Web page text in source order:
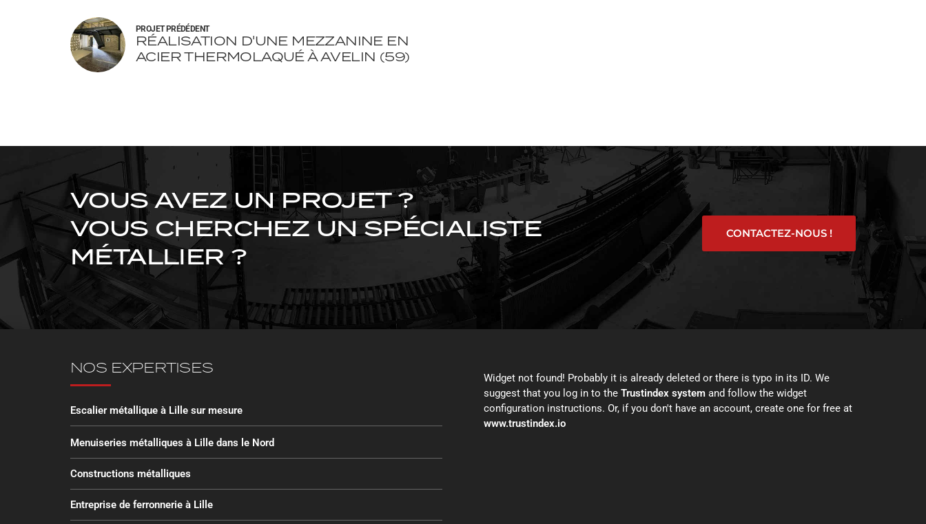
PROJET PRÉDÉDENT
RÉALISATION D'UNE MEZZANINE EN
ACIER THERMOLAQUÉ À AVELIN (59)
VOUS AVEZ UN PROJET ?
VOUS CHERCHEZ UN SPÉCIALISTE
MÉTALLIER ?
CONTACTEZ-NOUS !
NOS EXPERTISES
Escalier métallique à Lille sur mesure
Menuiseries métalliques à Lille dans le Nord
Constructions métalliques
Entreprise de ferronnerie à Lille
Widget not found! Probably it is already deleted or there is typo in its ID. We
suggest that you log in to the Trustindex system and follow the widget
configuration instructions. Or, if you don't have an account, create one for free at
www.trustindex.io